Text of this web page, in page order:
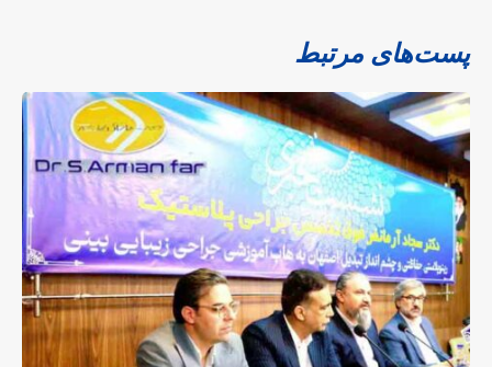
پست‌های مرتبط